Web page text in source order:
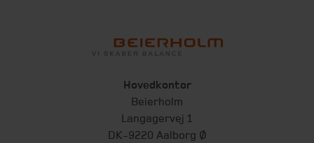
Hovedkontor
Beierholm
Langagervej 1
DK-9220 Aalborg Ø